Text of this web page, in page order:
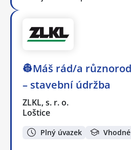
👷Máš rád/a
– stavební údržba
ZLKL, s. r. o.
Loštice
Plný úvazek